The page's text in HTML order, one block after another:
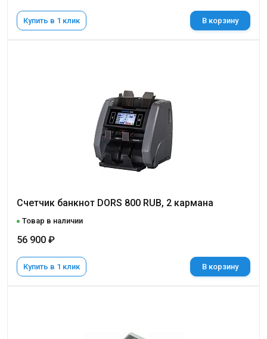
Купить в 1 клик В корзину
Счетчик банкнот DORS 800 RUB, 2 кармана
Товар в наличии
56 900 ₽
Купить в 1 клик В корзину